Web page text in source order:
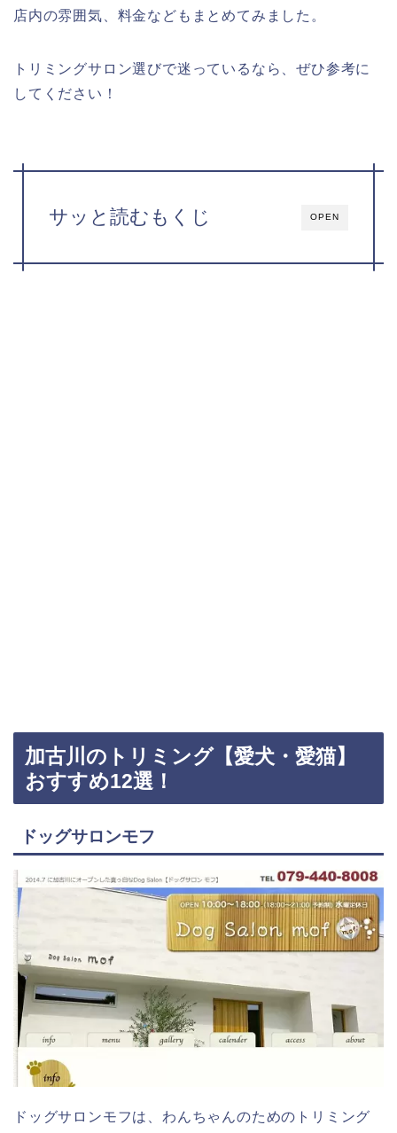
店内の雰囲気、料金などもまとめてみました。
トリミングサロン選びで迷っているなら、ぜひ参考に
してください！
OPEN
サッと読むもくじ
加古川のトリミング【愛犬・愛猫】
おすすめ12選！
ドッグサロンモフ
ドッグサロンモフは、わんちゃんのためのトリミング